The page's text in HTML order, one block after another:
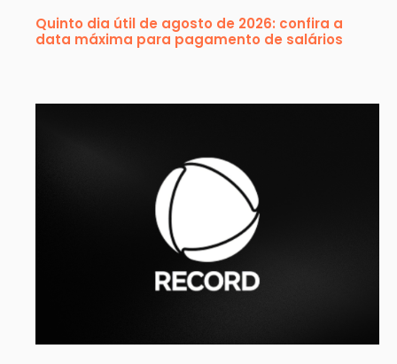
Quinto dia útil de agosto de 2026: confira a
data máxima para pagamento de salários